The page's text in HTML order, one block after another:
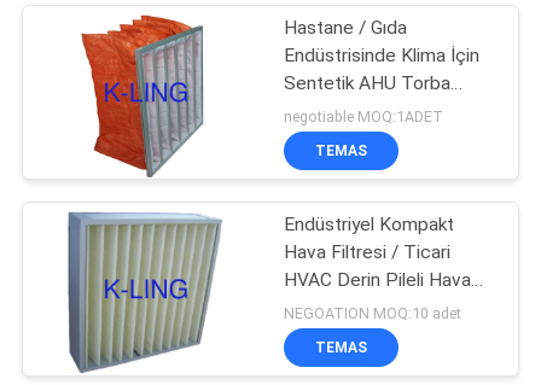
GIZLILIK
POLITIKASI
Kutusu
Hava Duşu Geçiş
Kutusu
66
Hastane / Gıda
Endüstrisinde Klima İçin
Sentetik AHU Torba
Filtresi
negotiable MOQ:1ADET
TEMAS
Endüstriyel Kompakt
Hava Filtresi / Ticari
HVAC Derin Pileli Hava
Filtreleri
NEGOATION MOQ:10 adet
TEMAS